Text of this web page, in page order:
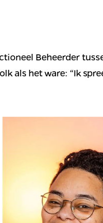
Beheerder
als het ware: “Ik